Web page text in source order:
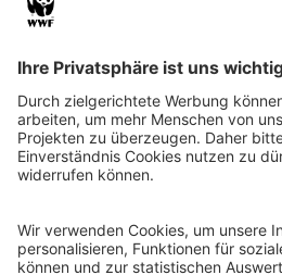
WWF Deutschland
Reinhardtstr. 18
10117 Berlin
Ihre Spende kann steuerlich